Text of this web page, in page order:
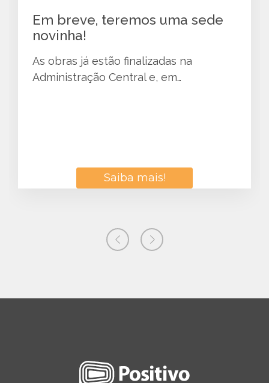
Em breve, teremos uma sede
novinha!
As obras já estão finalizadas na
Administração Central e, em…
Saiba mais!